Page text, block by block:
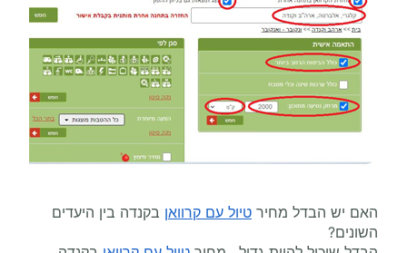
האם יש הבדל מחיר טיול עם קרוואן בקנדה בין היעדים
השונים?